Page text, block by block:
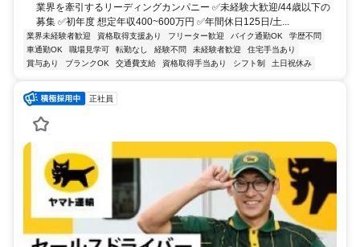
業界を牽引するリーディングカンパニー ✅未経験大歓迎/44歳以下の
募集 ✅初年度 想定年収400~600万円 ✅年間休日125日/土...
業界未経験者歓迎 資格取得支援あり フリーター歓迎 バイク通勤OK
学歴不問
車通勤OK
職場見学可 転勤なし 経験不問 未経験者歓迎
住宅手当あり
賞与あり
ブランクOK 交通費支給 資格取得手当あり シフト制 土日祝休み
正社員